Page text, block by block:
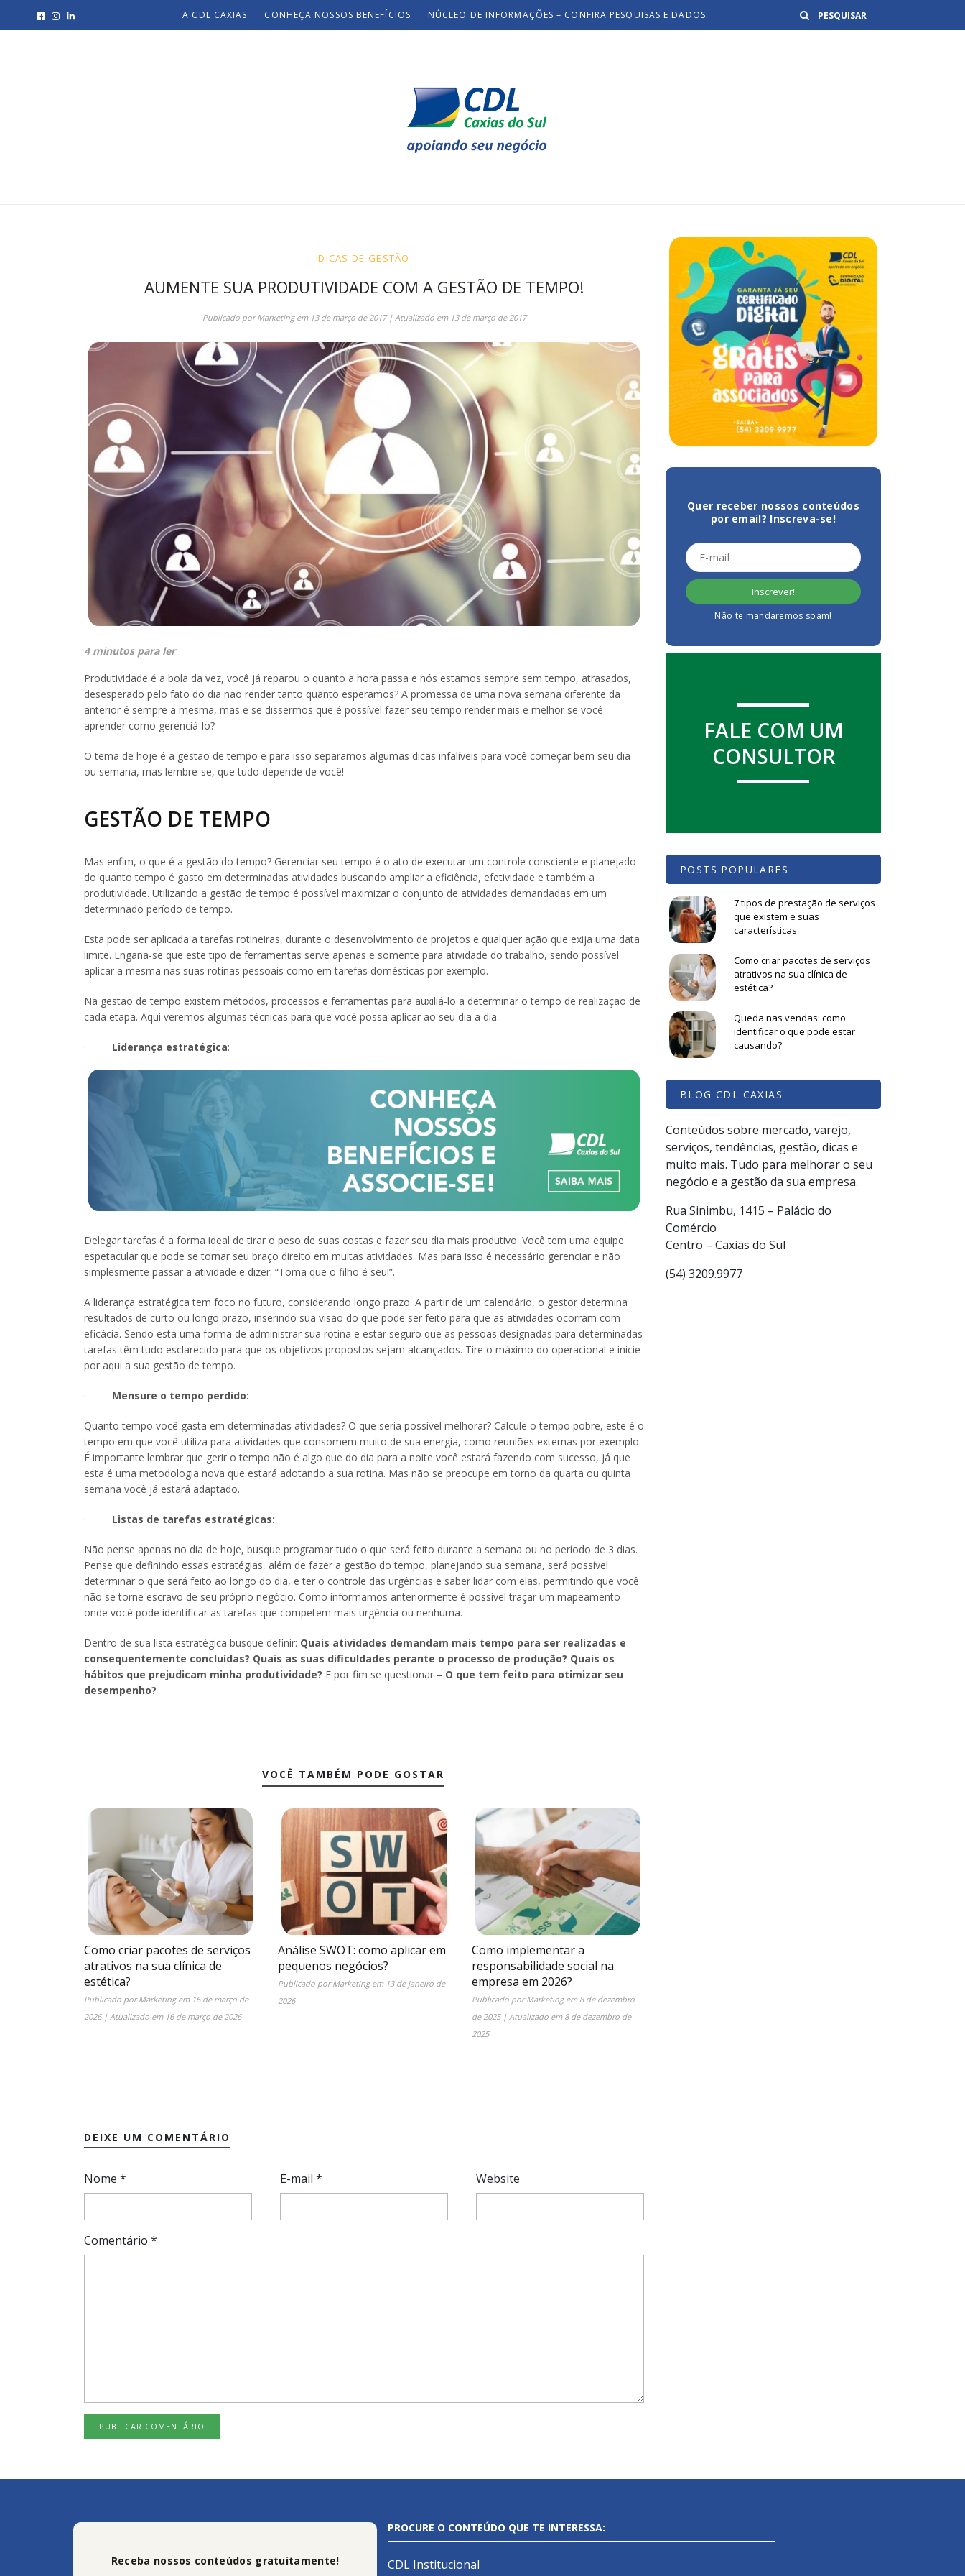
A CDL CAXIAS CONHEÇA NOSSOS BENEFÍCIOS NÚCLEO DE INFORMAÇÕES – CONFIRA PESQUISAS E DADOS Buscar
DICAS DE GESTÃO
AUMENTE SUA PRODUTIVIDADE COM A GESTÃO DE TEMPO!
Publicado porMarketingem 13 de março de 2017| Atualizado em 13 de março de 2017
4 minutos para ler
Produtividade é a bola da vez, você já reparou o quanto a hora passa e nós estamos sempre sem tempo, atrasados,
desesperado pelo fato do dia não render tanto quanto esperamos? A promessa de uma nova semana diferente da
anterior é sempre a mesma, mas e se dissermos que é possível fazer seu tempo render mais e melhor se você
aprender como gerenciá-lo?
O tema de hoje é a gestão de tempo e para isso separamos algumas dicas infalíveis para você começar bem seu dia
ou semana, mas lembre-se, que tudo depende de você!
GESTÃO DE TEMPO
Mas enfim, o que é a gestão do tempo? Gerenciar seu tempo é o ato de executar um controle consciente e planejado
do quanto tempo é gasto em determinadas atividades buscando ampliar a eficiência, efetividade e também a
produtividade. Utilizando a gestão de tempo é possível maximizar o conjunto de atividades demandadas em um
determinado período de tempo.
Esta pode ser aplicada a tarefas rotineiras, durante o desenvolvimento de projetos e qualquer ação que exija uma data
limite. Engana-se que este tipo de ferramentas serve apenas e somente para atividade do trabalho, sendo possível
aplicar a mesma nas suas rotinas pessoais como em tarefas domésticas por exemplo.
Na gestão de tempo existem métodos, processos e ferramentas para auxiliá-lo a determinar o tempo de realização de
cada etapa. Aqui veremos algumas técnicas para que você possa aplicar ao seu dia a dia.
· Liderança estratégica:
Delegar tarefas é a forma ideal de tirar o peso de suas costas e fazer seu dia mais produtivo. Você tem uma equipe
espetacular que pode se tornar seu braço direito em muitas atividades. Mas para isso é necessário gerenciar e não
simplesmente passar a atividade e dizer: “Toma que o filho é seu!”.
A liderança estratégica tem foco no futuro, considerando longo prazo. A partir de um calendário, o gestor determina
resultados de curto ou longo prazo, inserindo sua visão do que pode ser feito para que as atividades ocorram com
eficácia. Sendo esta uma forma de administrar sua rotina e estar seguro que as pessoas designadas para determinadas
tarefas têm tudo esclarecido para que os objetivos propostos sejam alcançados. Tire o máximo do operacional e inicie
por aqui a sua gestão de tempo.
· Mensure o tempo perdido:
Quanto tempo você gasta em determinadas atividades? O que seria possível melhorar? Calcule o tempo pobre, este é o
tempo em que você utiliza para atividades que consomem muito de sua energia, como reuniões externas por exemplo.
É importante lembrar que gerir o tempo não é algo que do dia para a noite você estará fazendo com sucesso, já que
esta é uma metodologia nova que estará adotando a sua rotina. Mas não se preocupe em torno da quarta ou quinta
semana você já estará adaptado.
· Listas de tarefas estratégicas:
Não pense apenas no dia de hoje, busque programar tudo o que será feito durante a semana ou no período de 3 dias.
Pense que definindo essas estratégias, além de fazer a gestão do tempo, planejando sua semana, será possível
determinar o que será feito ao longo do dia, e ter o controle das urgências e saber lidar com elas, permitindo que você
não se torne escravo de seu próprio negócio. Como informamos anteriormente é possível traçar um mapeamento
onde você pode identificar as tarefas que competem mais urgência ou nenhuma.
Dentro de sua lista estratégica busque definir: Quais atividades demandam mais tempo para ser realizadas e
consequentemente concluídas? Quais as suas dificuldades perante o processo de produção? Quais os
hábitos que prejudicam minha produtividade? E por fim se questionar – O que tem feito para otimizar seu
desempenho?
VOCÊ TAMBÉM PODE GOSTAR
Como criar pacotes de serviços
atrativos na sua clínica de
estética?
Publicado porMarketingem 16 de março de
2026| Atualizado em 16 de março de 2026
Análise SWOT: como aplicar em
pequenos negócios?
Publicado porMarketingem 13 de janeiro de
2026
Como implementar a
responsabilidade social na
empresa em 2026?
Publicado porMarketingem 8 de dezembro
de 2025| Atualizado em 8 de dezembro de
2025
DEIXE UM COMENTÁRIO
Nome * E-mail * Website
Comentário *
Quer receber nossos conteúdos
por email? Inscreva-se!
Não te mandaremos spam!
FALE COM UM
CONSULTOR
POSTS POPULARES
7 tipos de prestação de serviços
que existem e suas
características
Como criar pacotes de serviços
atrativos na sua clínica de
estética?
Queda nas vendas: como
identificar o que pode estar
causando?
BLOG CDL CAXIAS
Conteúdos sobre mercado, varejo,
serviços, tendências, gestão, dicas e
muito mais. Tudo para melhorar o seu
negócio e a gestão da sua empresa.
Rua Sinimbu, 1415 – Palácio do
Comércio
Centro – Caxias do Sul
(54) 3209.9977
Receba nossos conteúdos gratuitamente!
PROCURE O CONTEÚDO QUE TE INTERESSA:
CDL Institucional